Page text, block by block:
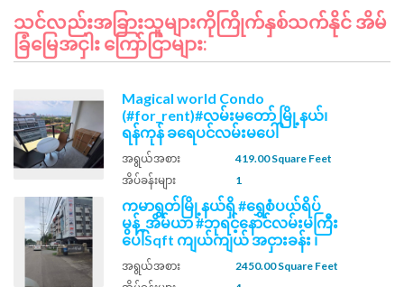
သင်လည်းအခြားသူများကိုကြိုက်နှစ်သက်နိုင် အိမ်
ခြံမြေအငှါး ကြော်ငြာများ:
Magical world Condo
(#for_rent)#လမ်းမတော် မြို့နယ်၊
ရန်ကုန် ခရေပင်လမ်းမပေါ်
အရွယ်အစား
419.00 Square Feet
အိပ်ခန်းများ
1
ကမာရွတ်မြို့နယ်ရှိ #ရွှေစံပယ်ရိပ်
မွန်_အိမ်ယာ #ဘုရင့်နောင်လမ်းမကြီး
ပေါ်Sqft ကျယ်ကျယ် အငှားခန်း ၊
အရွယ်အစား
2450.00 Square Feet